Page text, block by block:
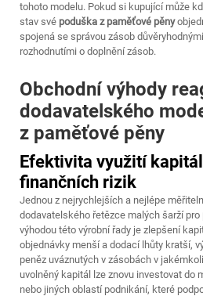
tohoto modelu. Pokud si kupující může
stav své poduška z paměťové pěny
spojená se správou zásob
rozhodnutími o doplnění zásob.
Obchodní výhody
dodavatelského
z paměťové pěny
Efektivita využití
finančních rizik
Jednou z nejrychlejších a nejlépe
dodavatelského řetězce malých šarží pro
výhodou této výrobní řady je zlepšení
objednávky menší a dodací lhůty kratší,
peněz uváznutých v zásobách v
uvolněný kapitál lze znovu investovat do
nebo jiných oblastí podnikání, které